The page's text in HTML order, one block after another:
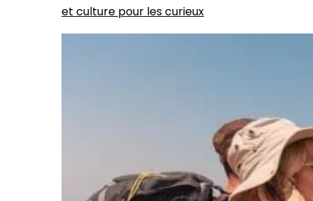
et culture pour les curieux